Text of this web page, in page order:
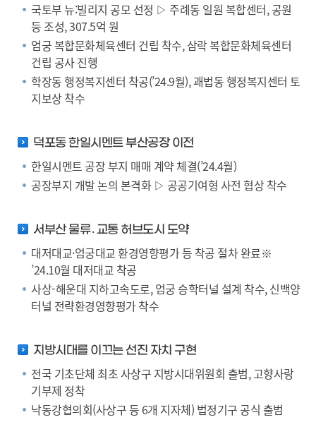
국토부 뉴:빌리지 공모 선정 ▷ 주례동 일원 복합센터, 공원
등 조성, 307.5억 원
엄궁 복합문화체육센터 건립 착수, 삼락 복합문화체육센터
건립 공사 진행
학장동 행정복지센터 착공(’24.9월), 괘법동 행정복지센터 토
지보상 착수
덕포동 한일시멘트 부산공장 이전
한일시멘트 공장 부지 매매 계약 체결(’24.4월)
공장부지 개발 논의 본격화 ▷ 공공기여형 사전 협상 착수
서부산 물류․교통 허브도시 도약
대저대교·엄궁대교 환경영향평가 등 착공 절차 완료※
’24.10월 대저대교 착공
사상-해운대 지하고속도로, 엄궁 승학터널 설계 착수, 신백양
터널 전략환경영향평가 착수
지방시대를 이끄는 선진 자치 구현
전국 기초단체 최초 사상구 지방시대위원회 출범, 고향사랑
기부제 정착
낙동강협의회(사상구 등 6개 지자체) 법정기구 공식 출범